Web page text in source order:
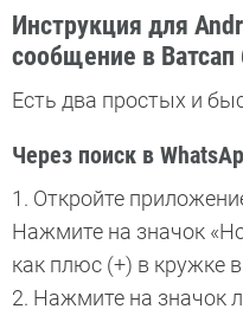
Инструкция для
сообщение в
Есть два простых и
Через поиск в
1. Откройте
Нажмите на значок
как плюс (+) в кружке
2. Нажмите на значок